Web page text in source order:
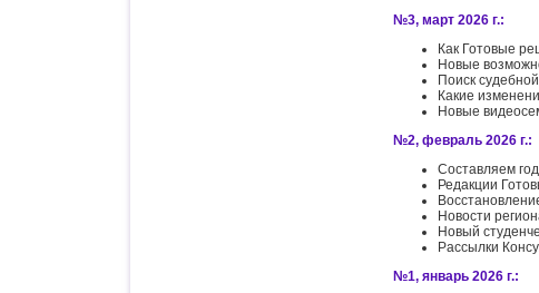
№3, март 2026 г.:
Как Готовые
Новые
Поиск
Какие
Новые
№2, февраль 2026 г.:
Составляем
Редакции
Новости
Новый
Рассылки
№1, январь 2026 г.: